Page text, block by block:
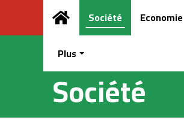
AccueilSociété Economie
Plus
Société